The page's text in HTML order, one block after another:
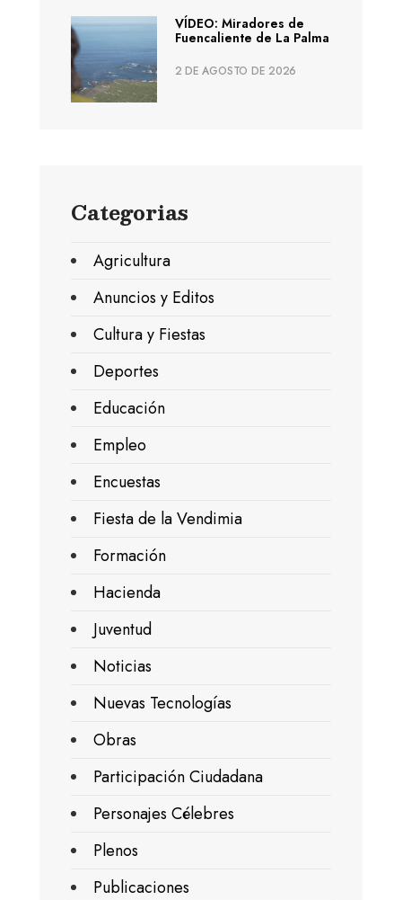
VÍDEO: Miradores de
Fuencaliente de La Palma
2 DE AGOSTO DE 2026
Categorias
Agricultura
Anuncios y Editos
Cultura y Fiestas
Deportes
Educación
Empleo
Encuestas
Fiesta de la Vendimia
Formación
Hacienda
Juventud
Noticias
Nuevas Tecnologías
Obras
Participación Ciudadana
Personajes Célebres
Plenos
Publicaciones